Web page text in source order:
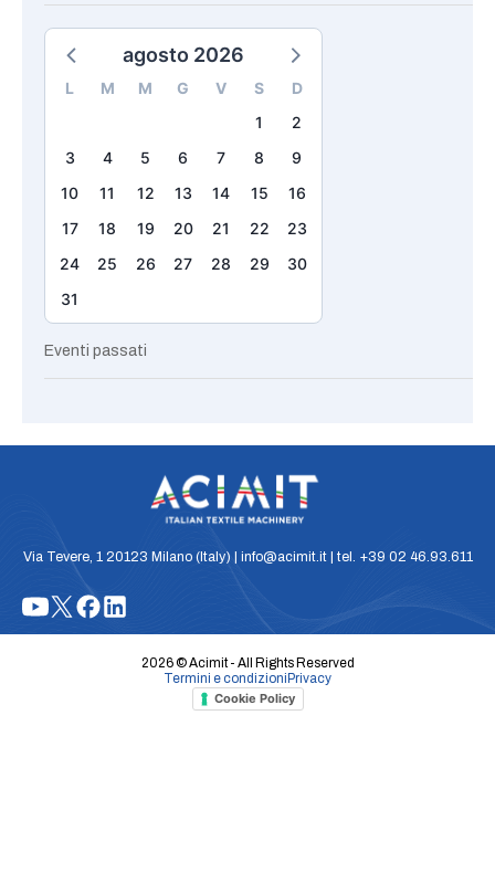
agosto 2026
L M M G V S
D
1
2
3
4 5 6 7 8
9
10
11 12 13 14 15
16
17
18 19 20 21 22
23
24
25 26 27 28 29
30
31
Eventi passati
Via Tevere, 1 20123 Milano (Italy) | info@acimit.it | tel. +39 02 46.93.611
2026 © Acimit - All Rights Reserved
Termini e condizioni Privacy
Cookie Policy